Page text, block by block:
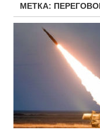
МЕТКА: